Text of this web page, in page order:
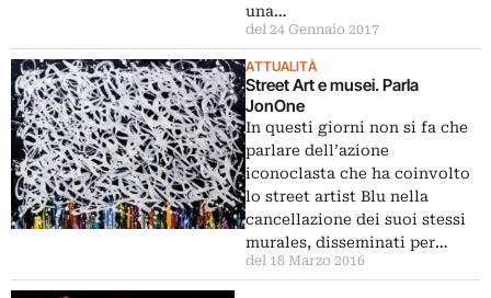
una…
del 24 Gennaio 2017
ATTUALITÀ
Street Art e musei. Parla
JonOne
In questi giorni non si fa che
parlare dell’azione
iconoclasta che ha coinvolto
lo street artist Blu nella
cancellazione dei suoi stessi
murales, disseminati per…
del 18 Marzo 2016